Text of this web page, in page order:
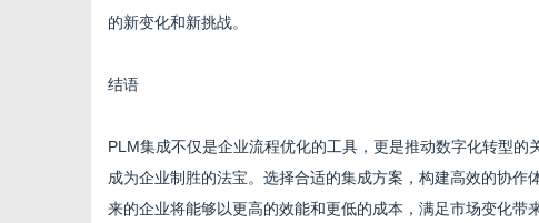
的新变化和新挑战。
结语
PLM集成不仅是企业流程优化的工具，更是推动数字化转型
成为企业制胜的法宝。选择合适的集成方案，构建高效的协
来的企业将能够以更高的效能和更低的成本，满足市场变化带